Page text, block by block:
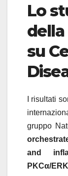
Lo
su
I risultati
gruppo
and
PKCα/